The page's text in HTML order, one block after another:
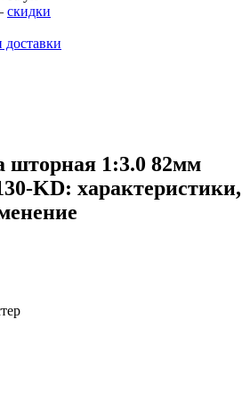
скидки
доставки
шторная 1:3.0 82мм
KD: характеристики,